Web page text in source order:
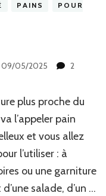
PAINS
POUR
09/05/2025
2
plus proche du
l’appeler pain
et vous allez
l’utiliser : à
ou une garniture
salade, d’un …